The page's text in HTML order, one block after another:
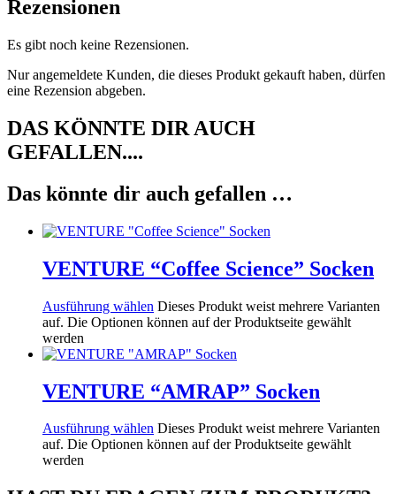
Rezensionen
Es gibt noch keine Rezensionen.
Nur angemeldete Kunden, die dieses Produkt gekauft haben, dürfen
eine Rezension abgeben.
DAS KÖNNTE DIR AUCH
GEFALLEN....
Das könnte dir auch gefallen …
VENTURE “Coffee Science” Socken
Ausführung wählen Dieses Produkt weist mehrere Varianten
auf. Die Optionen können auf der Produktseite gewählt
werden
VENTURE “AMRAP” Socken
Ausführung wählen Dieses Produkt weist mehrere Varianten
auf. Die Optionen können auf der Produktseite gewählt
werden